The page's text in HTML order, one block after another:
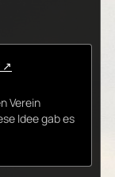
Verein
Idee gab es